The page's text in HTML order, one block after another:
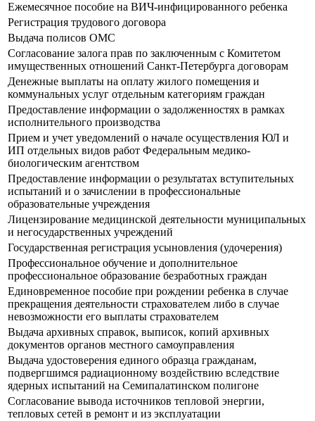
Ежемесячное пособие на ВИЧ-инфицированного ребенка
Регистрация трудового договора
Выдача полисов ОМС
Согласование залога прав по заключенным с Комитетом
имущественных отношений Санкт-Петербурга договорам
Денежные выплаты на оплату жилого помещения и
коммунальных услуг отдельным категориям граждан
Предоставление информации о задолженностях в рамках
исполнительного производства
Прием и учет уведомлений о начале осуществления ЮЛ и
ИП отдельных видов работ Федеральным медико-
биологическим агентством
Предоставление информации о результатах вступительных
испытаний и о зачислении в профессиональные
образовательные учреждения
Лицензирование медицинской деятельности муниципальных
и негосударственных учреждений
Государственная регистрация усыновления (удочерения)
Профессиональное обучение и дополнительное
профессиональное образование безработных граждан
Единовременное пособие при рождении ребенка в случае
прекращения деятельности страхователем либо в случае
невозможности его выплаты страхователем
Выдача архивных справок, выписок, копий архивных
документов органов местного самоуправления
Выдача удостоверения единого образца гражданам,
подвергшимся радиационному воздействию вследствие
ядерных испытаний на Семипалатинском полигоне
Согласование вывода источников тепловой энергии,
тепловых сетей в ремонт и из эксплуатации